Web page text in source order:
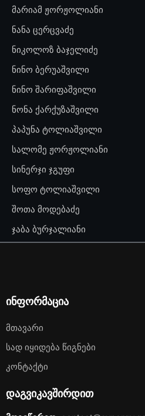
მარიამ ჟორჟოლიანი
ნანა ცერცვაძე
ნიკოლოზ ბაჯელიძე
ნინო ბერუაშვილი
ნინო შარიფაშვილი
ნონა ქარქუზაშვილი
პაპუნა ტოლიაშვილი
სალომე ჟორჟოლიანი
სინერჯი ჯგუფი
სოფო ტოლიაშვილი
შოთა მოდებაძე
ჯაბა ბურჯალიანი
ინფორმაცია
Მთავარი
Სად Იყიდება Წიგნები
Კონტაქტი
დაგვიკავშირდით